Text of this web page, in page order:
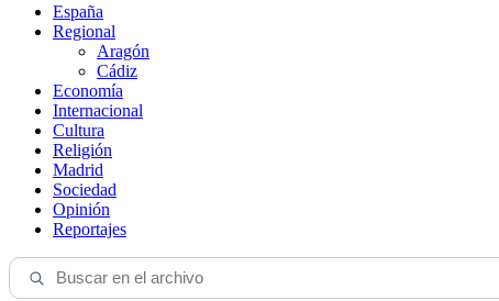
España
Regional
Aragón
Cádiz
Economía
Internacional
Cultura
Religión
Madrid
Sociedad
Opinión
Reportajes